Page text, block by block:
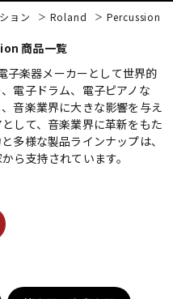
アコギ/エレアコ
ウクレレ
ョン Roland Percussion
商品一覧
子楽器メーカーとして世界的
電子ドラム、電子ピアノな
音楽業界に大きな影響を与え
して、音楽業界に革新をもた
多様な製品ラインナップは、
ら支持されています。